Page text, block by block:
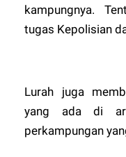
kampungnya.
tugas Kepolisian
Lurah juga
yang ada di
perkampungan